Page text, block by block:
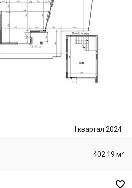
I квартал 2024
402.19 м²
